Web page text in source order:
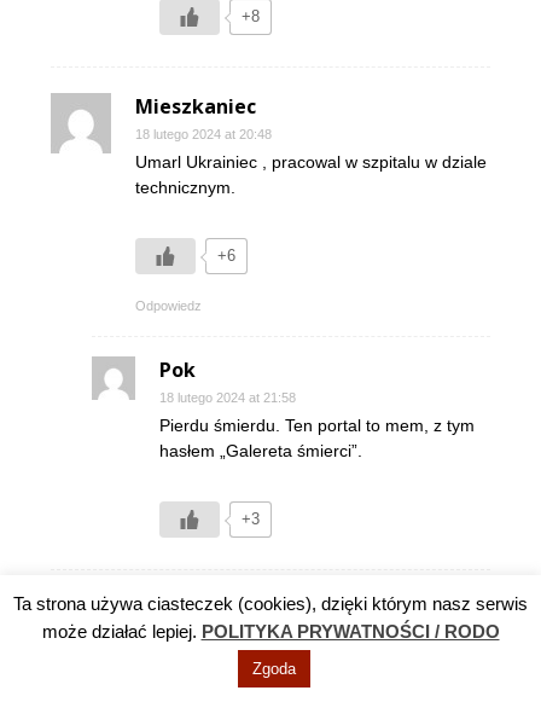
+8
Mieszkaniec
18 lutego 2024 at 20:48
Umarl Ukrainiec , pracowal w szpitalu w dziale
technicznym.
+6
Odpowiedz
Pok
18 lutego 2024 at 21:58
Pierdu śmierdu. Ten portal to mem, z tym
hasłem „Galereta śmierci”.
+3
Boogie Night
18 lutego 2024 at 23:12
A gdzie byl nasz stroz Grzesiu Poloczek?? Ja
sie pytam!!! Jak on naszego miasta pilnuje???
Ta strona używa ciasteczek (cookies), dzięki którym nasz serwis
może działać lepiej. POLITYKA PRYWATNOŚCI / RODO
Zgoda